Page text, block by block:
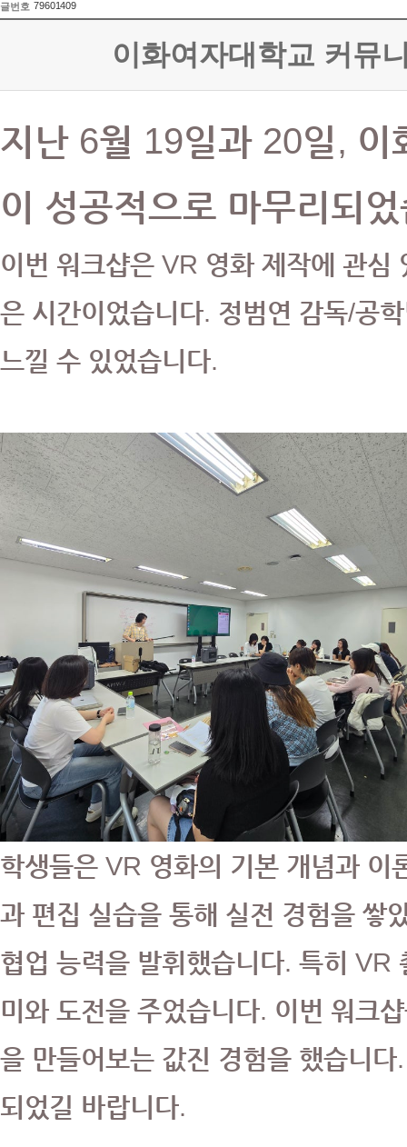
글번호 79601409
이화여자대학교 커뮤
지난 6월 19일과 20일,
이 성공적으로 마무리되
이번 워크샵은 VR 영화 제작에 관심
은 시간이었습니다. 정범연 감독/공
느낄 수 있었습니다.
학생들은 VR 영화의 기본 개념과 이
과 편집 실습을 통해 실전 경험을 쌓
협업 능력을 발휘했습니다. 특히 VR
미와 도전을 주었습니다. 이번 워크
을 만들어보는 값진 경험을 했습니
되었길 바랍니다.